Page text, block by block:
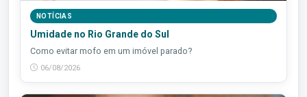
NOTÍCIAS
Umidade no Rio Grande do Sul
Como evitar mofo em um imóvel parado?
06/08/2026